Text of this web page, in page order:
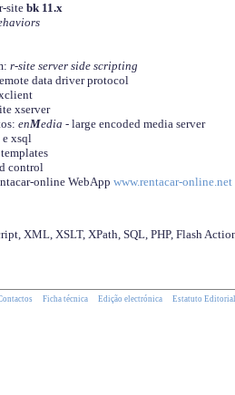
site bk 11.x
r-site server side scripting
data driver protocol
xserver
enMedia - large encoded media server
e xsql
control
online WebApp www.rentacar-online.net
XML, XSLT, XPath, SQL, PHP, Flash
Ficha técnica Edição electrónica Estatuto Editorial